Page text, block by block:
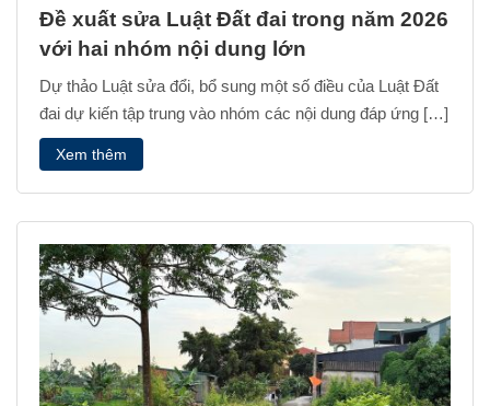
Đề xuất sửa Luật Đất đai trong năm 2026
với hai nhóm nội dung lớn
Dự thảo Luật sửa đổi, bổ sung một số điều của Luật Đất
đai dự kiến tập trung vào nhóm các nội dung đáp ứng […]
Xem thêm